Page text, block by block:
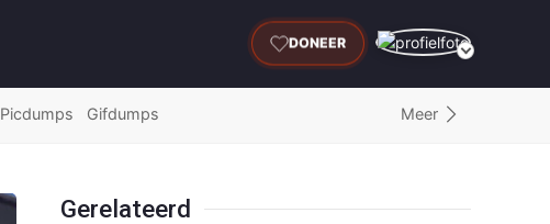
DONEER
Picdumps Gifdumps Meer
Gerelateerd